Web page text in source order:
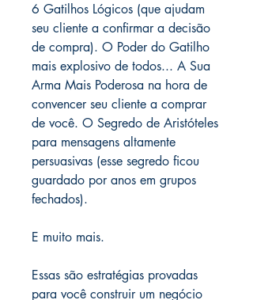
6 Gatilhos Lógicos (que ajudam
seu cliente a confirmar a decisão
de compra). O Poder do Gatilho
mais explosivo de todos... A Sua
Arma Mais Poderosa na hora de
convencer seu cliente a comprar
de você. O Segredo de Aristóteles
para mensagens altamente
persuasivas (esse segredo ficou
guardado por anos em grupos
fechados).
E muito mais.
Essas são estratégias provadas
para você construir um negócio